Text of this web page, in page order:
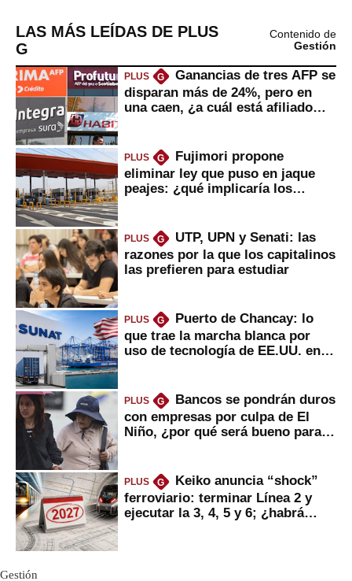
LAS MÁS LEÍDAS DE PLUS
G
Contenido de
Gestión
PLUS G
Ganancias de tres AFP se
disparan más de 24%, pero en
una caen, ¿a cuál está afiliado
PLUS G
Fujimori propone
eliminar ley que puso en jaque
peajes: ¿qué implicaría los
PLUS G
UTP, UPN y Senati: las
razones por la que los capitalinos
las prefieren para estudiar
PLUS G
Puerto de Chancay: lo
que trae la marcha blanca por
uso de tecnología de EE.UU. en
PLUS G
Bancos se pondrán duros
con empresas por culpa de El
Niño, ¿por qué será bueno para
PLUS G
Keiko anuncia “shock”
ferroviario: terminar Línea 2 y
ejecutar la 3, 4, 5 y 6; ¿habrá
Gestión